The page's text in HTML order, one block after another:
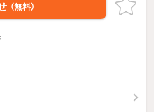
（無料）